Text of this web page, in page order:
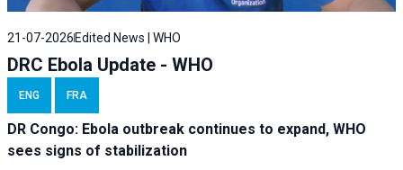
21-07-2026 Edited News | WHO
DRC Ebola Update - WHO
ENG FRA
DR Congo: Ebola outbreak continues to expand, WHO
sees signs of stabilization